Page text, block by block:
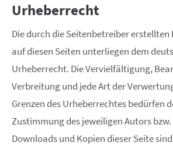
Urheberrecht
Die durch die Seitenbetreiber erstellten
auf diesen Seiten unterliegen dem
Urheberrecht. Die Vervielfältigung,
Verbreitung und jede Art der
Grenzen des Urheberrechtes bedürfen
Zustimmung des jeweiligen Autors
Downloads und Kopien dieser Seite